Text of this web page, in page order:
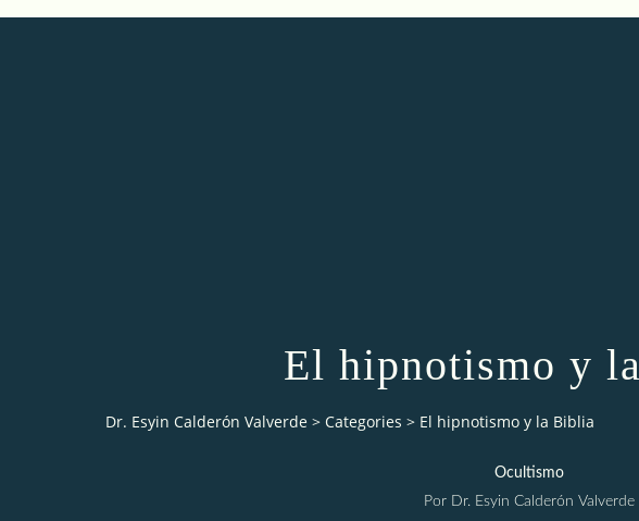
El hipnotismo y
Dr. Esyin Calderón Valverde > Categories > El hipnotismo y la Biblia
Ocultismo
Por Dr. Esyin Calderón Valverde